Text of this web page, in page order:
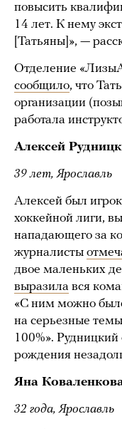
повысить
14 лет. К нему
[Татьяны]», —
Отделение
сообщило, что
организации
работала
Алексей
39 лет, Ярославль
Алексей был
хоккейной лиги,
нападающего за
журналисты
двое маленьких
выразила вся
«С ним можно
на серьезные
100%».
рождения
Яна
32 года, Ярославль